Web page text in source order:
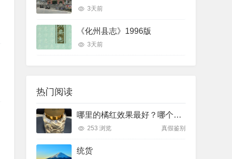
3天前
《化州县志》1996版
3天前
热门阅读
哪里的橘红效果最好？哪个产地排名最前面
253 浏览 真假鉴别
统货